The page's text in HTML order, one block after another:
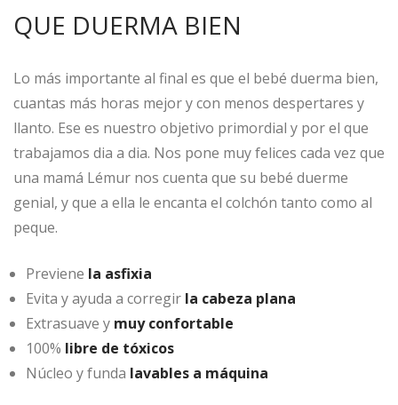
QUE DUERMA BIEN
Lo más importante al final es que el bebé duerma bien,
cuantas más horas mejor y con menos despertares y
llanto. Ese es nuestro objetivo primordial y por el que
trabajamos dia a dia. Nos pone muy felices cada vez que
una mamá Lémur nos cuenta que su bebé duerme
genial, y que a ella le encanta el colchón tanto como al
peque.
Previene la asfixia
Evita y ayuda a corregir la cabeza plana
Extrasuave y muy confortable
100% libre de tóxicos
Núcleo y funda lavables a máquina